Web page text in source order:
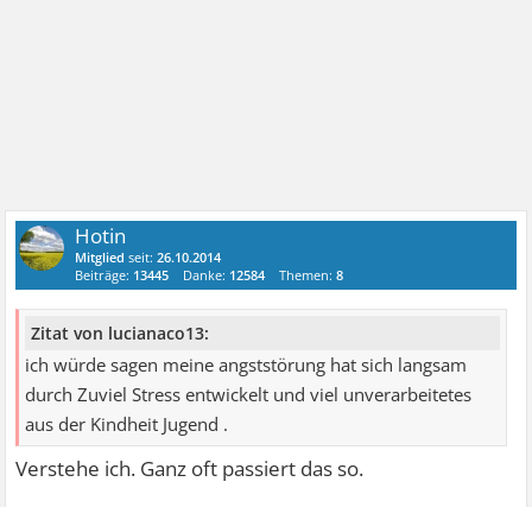
Hotin
Mitglied seit:26.10.2014
Beiträge: 13445 Danke: 12584 Themen:8
Zitat von lucianaco13:
ich würde sagen meine angststörung hat sich langsam
durch Zuviel Stress entwickelt und viel unverarbeitetes
aus der Kindheit Jugend .
Verstehe ich. Ganz oft passiert das so.